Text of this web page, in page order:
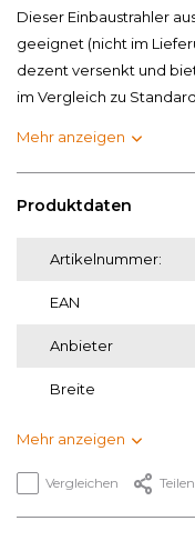
Dieser Einbaustrahler
geeignet (nicht im
dezent versenkt und
im Vergleich zu
Mehr anzeigen
Produktdaten
Artikelnummer:
EAN
Anbieter
Breite
Mehr anzeigen
Vergleichen Teilen